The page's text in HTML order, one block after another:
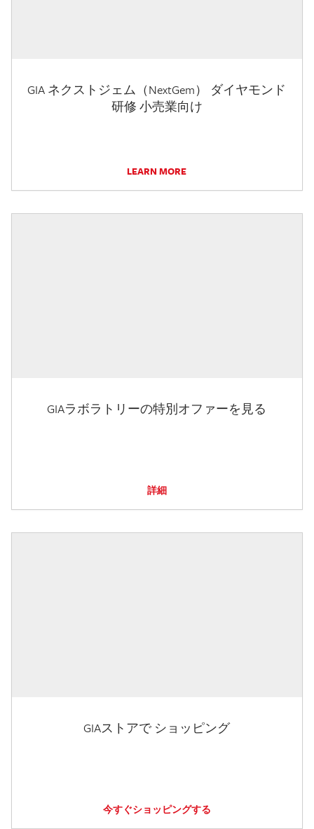
GIA ネクストジェム（NextGem） ダイヤモンド
研修 小売業向け
LEARN MORE
GIAラボラトリーの特別オファーを見る
詳細
GIAストアで ショッピング
今すぐショッピングする